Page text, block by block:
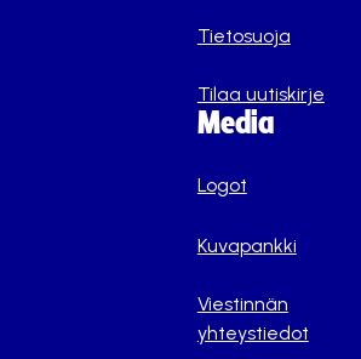
Tietosuoja
Tilaa uutiskirje
Media
Logot
Kuvapankki
Viestinnän
yhteystiedot